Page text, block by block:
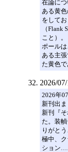
在論につ
ある黄
をして
（Flank
こと）。
ポール
ある主
た黄色
2026/
2026年
新刊出
新刊『
た。装
りがとう
極中、
ション